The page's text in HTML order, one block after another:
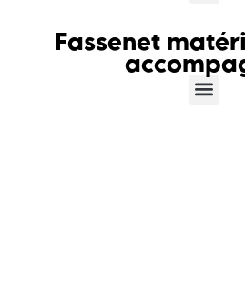
Fassenet